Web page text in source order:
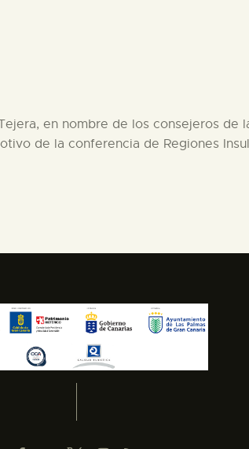
en nombre de los consejeros de
de la conferencia de Regiones